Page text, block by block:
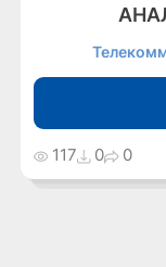
117 0 0